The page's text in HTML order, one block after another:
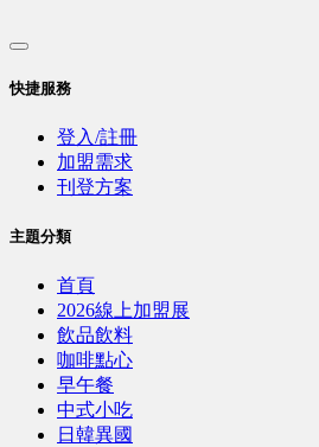
快捷服務
登入/註冊
加盟需求
刊登方案
主題分類
首頁
2026線上加盟展
飲品飲料
咖啡點心
早午餐
中式小吃
日韓異國